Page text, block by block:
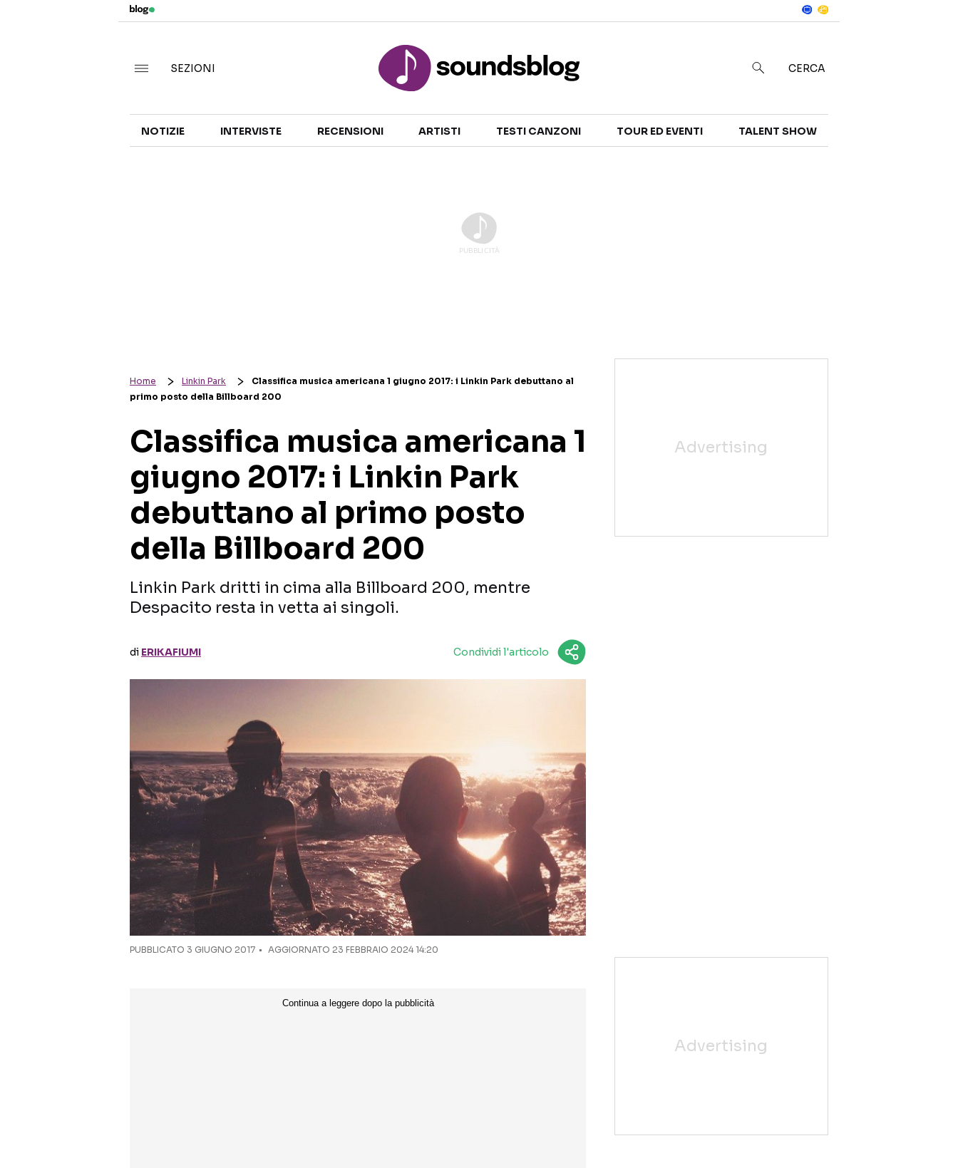
TALENT SHOW
SEZIONI CERCA
NOTIZIE INTERVISTE RECENSIONI ARTISTI TESTI CANZONI TOUR ED EVENTI TALENT SHOW
Home Linkin Park
Classifica musica americana 1 giugno 2017: i Linkin Park debuttano al
primo posto della Billboard 200
Classifica musica americana 1
giugno 2017: i Linkin Park
debuttano al primo posto
della Billboard 200
Linkin Park dritti in cima alla Billboard 200, mentre
Despacito resta in vetta ai singoli.
di ERIKAFIUMI Condividi l'articolo
PUBBLICATO 3 GIUGNO 2017 AGGIORNATO 23 FEBBRAIO 2024 14:20